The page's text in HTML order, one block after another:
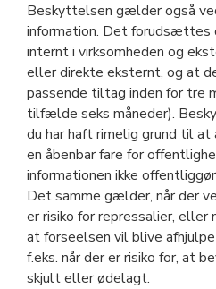
Beskyttelsen gælder også
information. Det forudsættes
internt i virksomheden og
eller direkte eksternt, og at
passende tiltag inden for tre
tilfælde seks måneder).
du har haft rimelig grund til
en åbenbar fare for
informationen ikke
Det samme gælder, når der
er risiko for repressalier, eller
at forseelsen vil blive
f.eks. når der er risiko for, at
skjult eller ødelagt.